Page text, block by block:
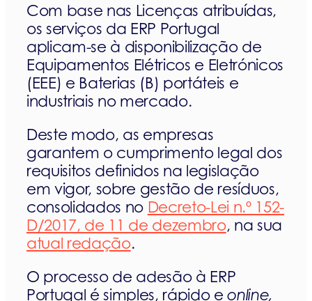
Com base nas Licenças atribuídas,
os serviços da ERP Portugal
aplicam-se à disponibilização de
Equipamentos Elétricos e Eletrónicos
(EEE) e Baterias (B) portáteis e
industriais no mercado.
Deste modo, as empresas
garantem o cumprimento legal dos
requisitos definidos na legislação
em vigor, sobre gestão de resíduos,
consolidados no Decreto-Lei n.º 152-
D/2017, de 11 de dezembro, na sua
atual redação.
O processo de adesão à ERP
Portugal é simples, rápido eonline,